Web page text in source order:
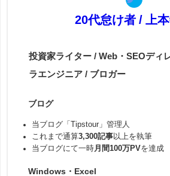
20代怠け者 / 上
投資家ライター / Web・SEOディ
ラエンジニア / ブロガー
ブログ
当ブログ「Tipstour」管理人
これまで通算3,300記事以上を執筆
当ブログにて一時月間100万PVを達成
Windows・Excel